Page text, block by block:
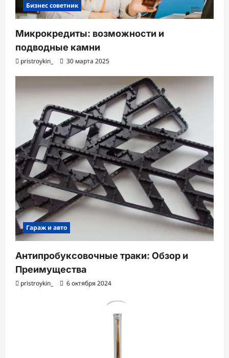
Бизнес советник
Микрокредиты: возможности и
подводные камни
pristroykin_ 30 марта 2025
Гараж и авто
Антипробуксовочные траки: Обзор и
Преимущества
pristroykin_ 6 октября 2024